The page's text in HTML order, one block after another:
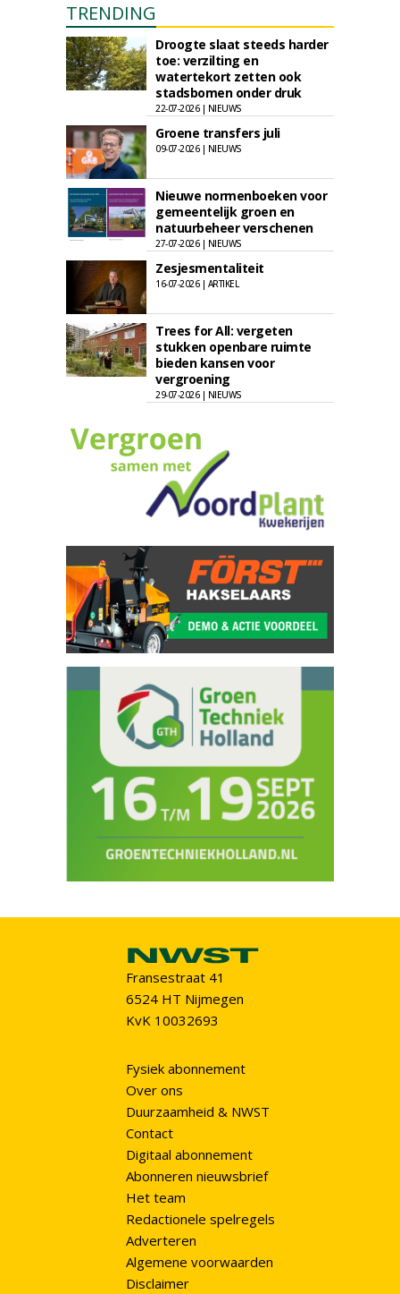
TRENDING
Droogte slaat steeds harder
toe: verzilting en
watertekort zetten ook
stadsbomen onder druk
22-07-2026 | NIEUWS
Groene transfers juli
09-07-2026 | NIEUWS
Nieuwe normenboeken voor
gemeentelijk groen en
natuurbeheer verschenen
27-07-2026 | NIEUWS
Zesjesmentaliteit
16-07-2026 | ARTIKEL
Trees for All: vergeten
stukken openbare ruimte
bieden kansen voor
vergroening
29-07-2026 | NIEUWS
Fransestraat 41
6524 HT Nijmegen
KvK 10032693
Fysiek abonnement
Over ons
Duurzaamheid & NWST
Contact
Digitaal abonnement
Abonneren nieuwsbrief
Het team
Redactionele spelregels
Adverteren
Algemene voorwaarden
Disclaimer